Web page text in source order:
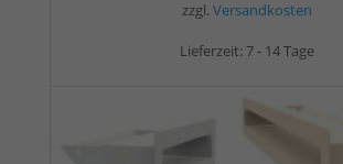
zzgl. Versandkosten
Lieferzeit: 7 - 14 Tage